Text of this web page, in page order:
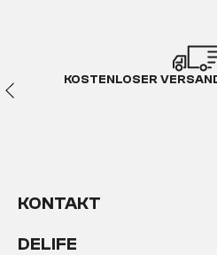
KOSTENLOSER
KONTAKT
DELIFE